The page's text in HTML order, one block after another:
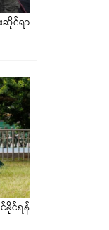
ဆိုင်ရာ
နိုင်ရန်